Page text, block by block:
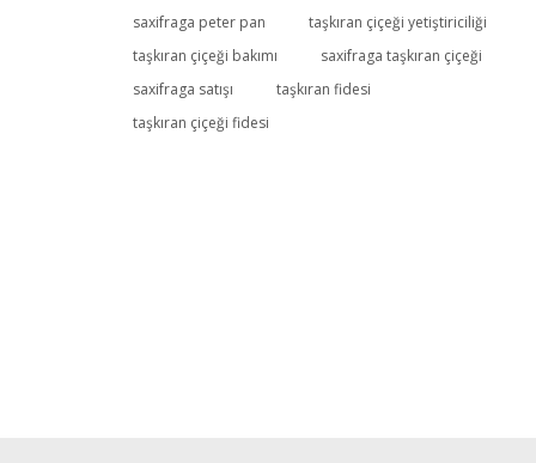
Bu ürüne ilk yorumu siz yapın!
Yorum Yaz
saxifraga peter pan
taşkıran çiçeği yetiştiriciliği
taşkıran çiçeği bakımı
saxifraga taşkıran çiçeği
saxifraga satışı
taşkıran fidesi
taşkıran çiçeği fidesi